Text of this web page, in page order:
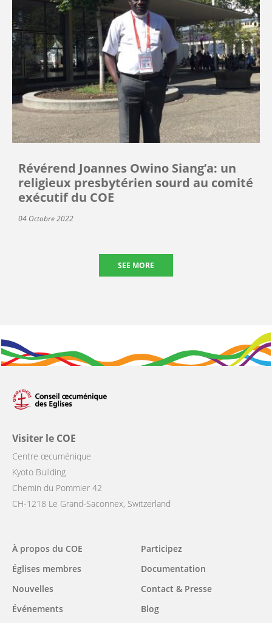
Révérend Joannes Owino Siang’a: un
religieux presbytérien sourd au comité
exécutif du COE
04 Octobre 2022
SEE MORE
Visiter le COE
Centre œcuménique
Kyoto Building
Chemin du Pommier 42
CH-1218 Le Grand-Saconnex, Switzerland
Main
navigation
À propos du COE
Églises membres
Nouvelles
Événements
Participez
Documentation
Contact & Presse
Blog